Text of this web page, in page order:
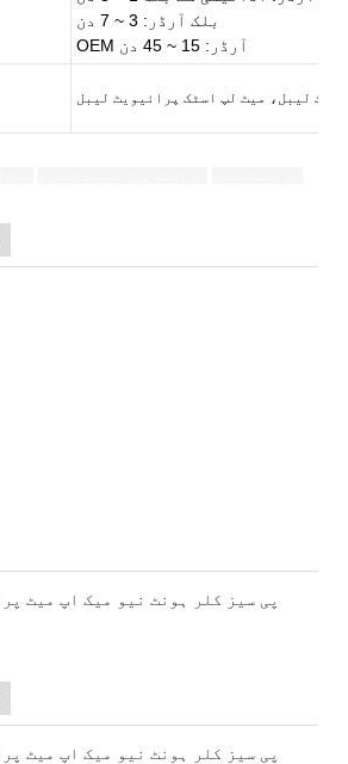
بلک آرڈر: 3 ~ 7 دن
OEM آرڈر: 15 ~ 45 دن
لیبل، میٹ لپ اسٹک پرائیویٹ لیبل